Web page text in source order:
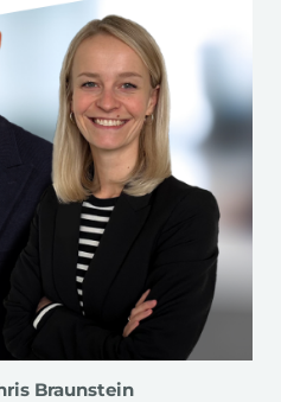
Braunstein